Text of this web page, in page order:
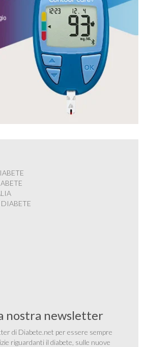
nostra newsletter
di Diabete.net per essere sempre
riguardanti il diabete, sulle nuove